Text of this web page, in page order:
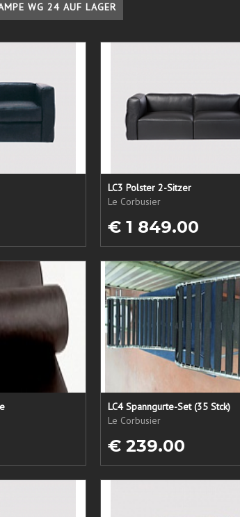
WG 24 AUF LAGER
LC3 Polster 2-Sitzer
Le Corbusier
€ 1 849.00
LC4 Spanngurte-Set (35 Stck)
Le Corbusier
€ 239.00